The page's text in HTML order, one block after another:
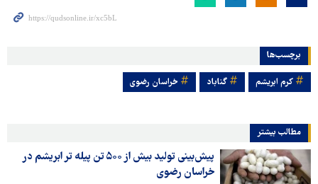
برچسب‌ها
کرم ابریشم گناباد خراسان رضوی
مطالب بیشتر
پیش‌بینی تولید بیش از ۵۰۰ تن پیله‌ تر ابریشم در
خراسان رضوی